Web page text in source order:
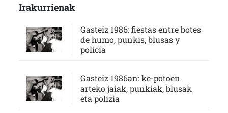
Irakurrienak
Gasteiz 1986: fiestas entre botes
de humo, punkis, blusas y
policía
Gasteiz 1986an: ke-potoen
arteko jaiak, punkiak, blusak
eta polizia